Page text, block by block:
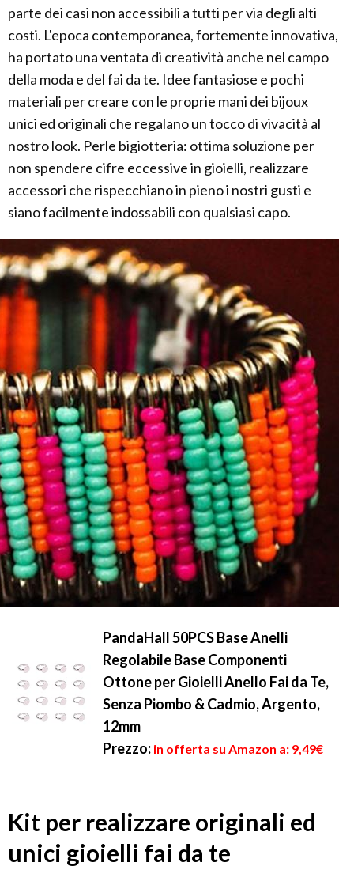
parte dei casi non accessibili a tutti per via degli alti
costi. L'epoca contemporanea, fortemente innovativa,
ha portato una ventata di creatività anche nel campo
della moda e del fai da te. Idee fantasiose e pochi
materiali per creare con le proprie mani dei bijoux
unici ed originali che regalano un tocco di vivacità al
nostro look. Perle bigiotteria: ottima soluzione per
non spendere cifre eccessive in gioielli, realizzare
accessori che rispecchiano in pieno i nostri gusti e
siano facilmente indossabili con qualsiasi capo.
PandaHall 50PCS Base Anelli
Regolabile Base Componenti
Ottone per Gioielli Anello Fai da Te,
Senza Piombo & Cadmio, Argento,
12mm
Prezzo: in offerta su Amazon a: 9,49€
Kit per realizzare originali ed
unici gioielli fai da te